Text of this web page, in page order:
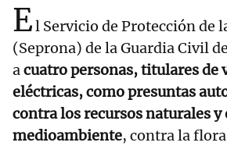
El Servicio de Protección de
(Seprona) de la Guardia Civil
acuatro personas, titulares de
eléctricas, como presuntas
contra los recursos naturales y
medioambiente, contra la